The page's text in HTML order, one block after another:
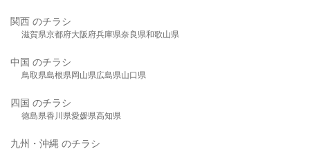
関西 のチラシ
滋賀県京都府大阪府兵庫県奈良県和歌山県
中国 のチラシ
鳥取県島根県岡山県広島県山口県
四国 のチラシ
徳島県香川県愛媛県高知県
九州・沖縄 のチラシ